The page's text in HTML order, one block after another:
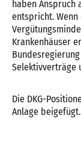
haben Anspruch
entspricht.
Krankenhäuser
Selektivverträge
Die DKG-
Anlage beigefügt.